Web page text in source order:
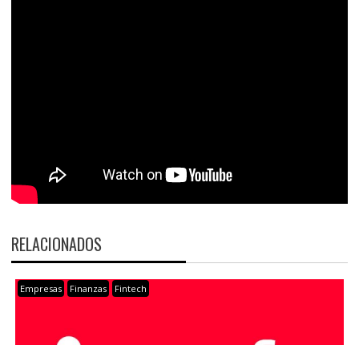
RELACIONADOS
Empresas Finanzas Fintech